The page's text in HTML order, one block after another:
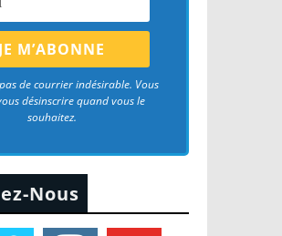
de courrier indésirable. Vous
désinscrire quand vous le
souhaitez.
Nous